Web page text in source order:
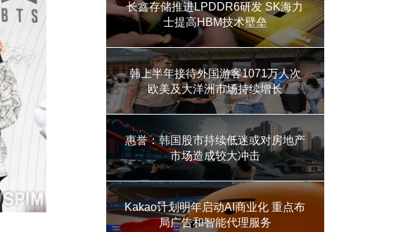
长鑫存储推进LPDDR6研发 SK海力
士提高HBM技术壁垒
韩上半年接待外国游客1071万人次
欧美及大洋洲市场持续增长
惠誉：韩国股市持续低迷或对房地产
市场造成较大冲击
Kakao计划明年启动AI商业化 重点布
局广告和智能代理服务